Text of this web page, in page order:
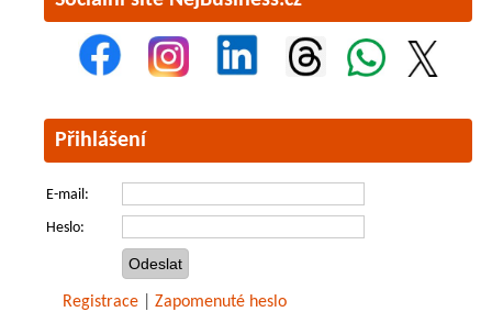
Přihlášení
E-mail:
Heslo:
Registrace Zapomenuté heslo